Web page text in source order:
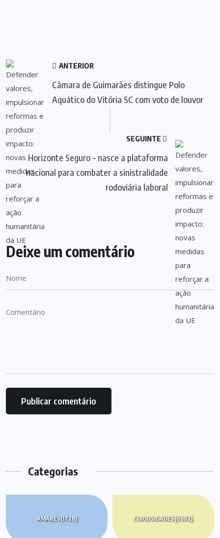
ANTERIOR
Câmara de Guimarães distingue Polo
Aquático do Vitória SC com voto de louvor
SEGUINTE
Horizonte Seguro – nasce a plataforma
nacional para combater a sinistralidade
rodoviária laboral
Deixe um comentário
Categorias
AMARES(1728) CURIOSIDADES(6982)